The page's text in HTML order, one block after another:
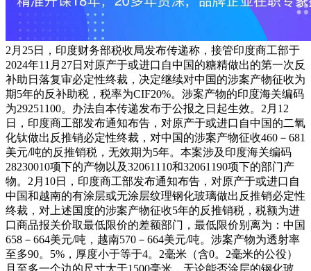
2月25日，印度财务部税收局发布传递称，接管印度商工部于
2024年11月27日对原产于或进口自中国的糖精做出的第一次反
补助日落复审必定性终裁，决定继续对中国的涉案产物征收为
期5年的反补助税，税率为CIF20%。涉案产物的印度海关编码
为29251100。办法自本传递发布于公报之日起生效。2月12
日，印度商工部发布通知布告，对原产于或进口自中国的二氧
化钛做出反推销必定性终裁，对中国的涉案产物征收460－681
美元/吨的反推销税，无效期为5年。本案涉及印度海关编码
28230010项下的产物以及32061110和32061190项下的部门产
物。2月10日，印度商工部发布通知布告，对原产于或进口自
中国和越南的有涂层或无涂层纹理钢化玻璃做出反推销必定性
终裁，对上述国度的涉案产物征收5年的反推销税，税额为进
口商品报关价取最低限价的差额部门，最低限价别离为：中国
658－664美元/吨，越南570－664美元/吨。涉案产物为透射率
至多90。5%，厚度小于等于4。2毫米（含0。2毫米的公役）
且至多一个边的尺寸大于1500毫米，无论能否涂层的钢化玻